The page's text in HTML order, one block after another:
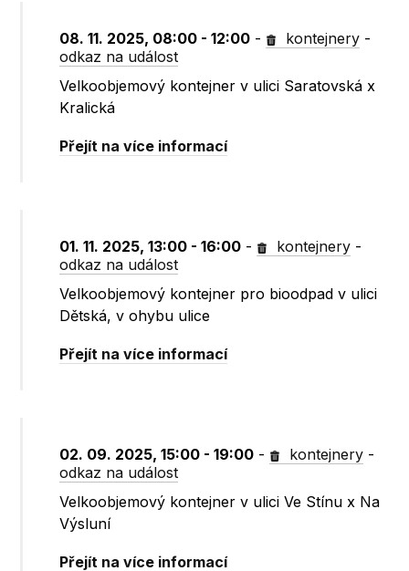
08. 11. 2025, 08:00 - 12:00 - kontejnery -
odkaz na událost
Velkoobjemový kontejner v ulici Saratovská x
Kralická
Přejít na více informací
01. 11. 2025, 13:00 - 16:00 - kontejnery -
odkaz na událost
Velkoobjemový kontejner pro bioodpad v ulici
Dětská, v ohybu ulice
Přejít na více informací
02. 09. 2025, 15:00 - 19:00 - kontejnery -
odkaz na událost
Velkoobjemový kontejner v ulici Ve Stínu x Na
Výsluní
Přejít na více informací